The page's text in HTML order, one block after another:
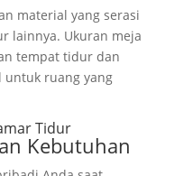
material yang serasi
lainnya. Ukuran meja
tempat tidur dan
untuk ruang yang
Tidur
Kebutuhan